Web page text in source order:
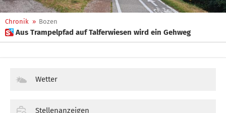
Chronik » Bozen
 Aus Trampelpfad auf Talferwiesen wird ein Gehweg
Wetter
Stellenanzeigen